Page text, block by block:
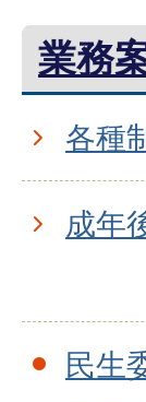
業務
各種
成年
民生